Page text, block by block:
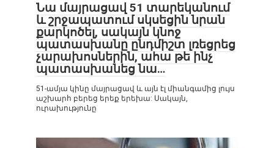
Նա մայրացավ 51 տարեկանում
և շրջապատում սկսեցին նրան
քարկոծել, սակայն կնոջ
պատասխանը ընդմիշտ լռեցրեց
չարախոսներին, ահա թե ինչ
պատասխանեց նա…
51-ամյա կինը մայրացավ և այն էլ միանգամից լույս
աշխարհ բերեց երեք երեխա: Սակայն,
ուրախությունը